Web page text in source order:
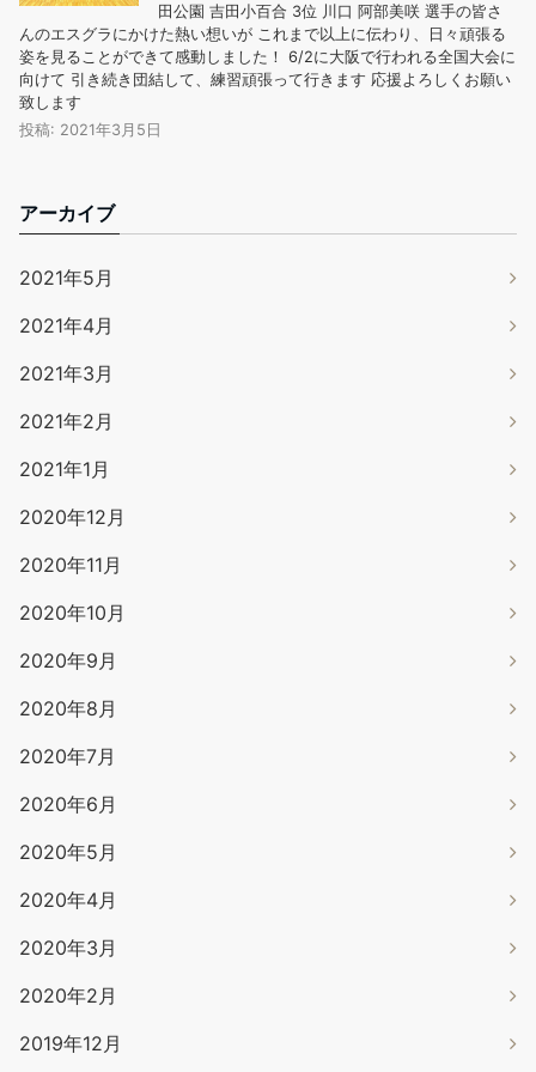
田公園 吉田小百合 3位 川口 阿部美咲 選手の皆さ
んのエスグラにかけた熱い想いが これまで以上に伝わり、日々頑張る
姿を見ることができて感動しました！ 6/2に大阪で行われる全国大会に
向けて 引き続き団結して、練習頑張って行きます 応援よろしくお願い
致します
投稿: 2021年3月5日
アーカイブ
2021年5月
2021年4月
2021年3月
2021年2月
2021年1月
2020年12月
2020年11月
2020年10月
2020年9月
2020年8月
2020年7月
2020年6月
2020年5月
2020年4月
2020年3月
2020年2月
2019年12月